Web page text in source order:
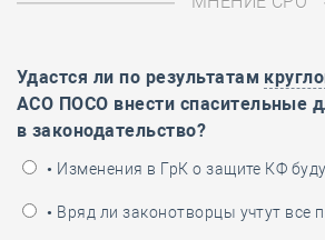
Удастся ли по результатам
АСО ПОСО внести спасительные
в законодательство?
• Изменения в ГрК о защите КФ
• Вряд ли законотворцы учтут все